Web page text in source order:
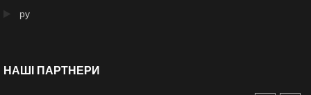
ру
НАШІ ПАРТНЕРИ